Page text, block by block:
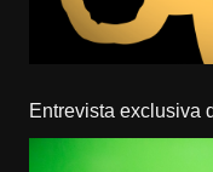
Entrevista exclusiva